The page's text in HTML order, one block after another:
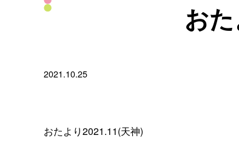
お
2021.10.25
おたより2021.11(天神)